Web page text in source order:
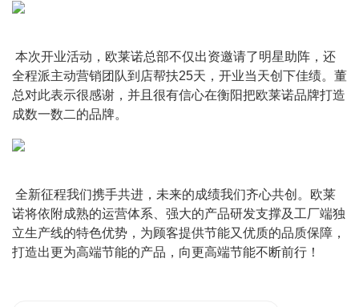
全程派主动营销团队到店帮扶25天，开业当天创下佳绩。董
总对此表示很感谢，并且很有信心在衡阳把欧莱诺品牌打造
成数一数二的品牌。
诺将依附成熟的运营体系、强大的产品研发支撑及工厂端独
立生产线的特色优势，为顾客提供节能又优质的品质保障，
打造出更为高端节能的产品，向更高端节能不断前行！